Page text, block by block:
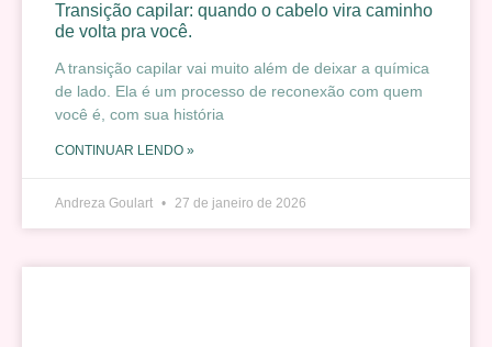
Transição capilar: quando o cabelo vira caminho
de volta pra você.
A transição capilar vai muito além de deixar a química
de lado. Ela é um processo de reconexão com quem
você é, com sua história
CONTINUAR LENDO »
Andreza Goulart 27 de janeiro de 2026